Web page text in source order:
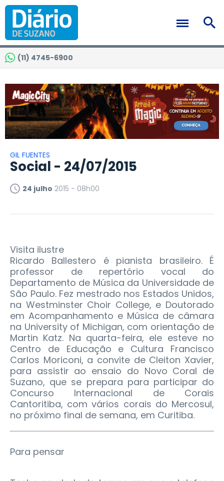
(11) 4745-6900
GIL FUENTES
Social - 24/07/2015
24 julho 2015 - 08h00
Visita ilustre
Ricardo Ballestero é pianista brasileiro. É
professor de repertório vocal do
Departamento de Música da Universidade de
São Paulo. Fez mestrado nos Estados Unidos,
na Westminster Choir College, e Doutorado
em Acompanhamento e Música de câmara
na University of Michigan, com orientação de
Martin Katz. Na quarta-feira, ele esteve no
Centro de Educação e Cultura Francisco
Carlos Moriconi, a convite de Cleiton Xavier,
para assistir ao ensaio do Novo Coral de
Suzano, que se prepara para participar do
Concurso Internacional de Corais
Cantoritiba, com vários corais do Mercosul,
no próximo final de semana, em Curitiba.
Para pensar